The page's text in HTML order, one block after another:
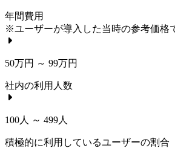
年間費用
※ユーザーが導入した当時の参考価格
50万円 ～ 99万円
社内の利用人数
100人 ～ 499人
積極的に利用しているユーザーの割合